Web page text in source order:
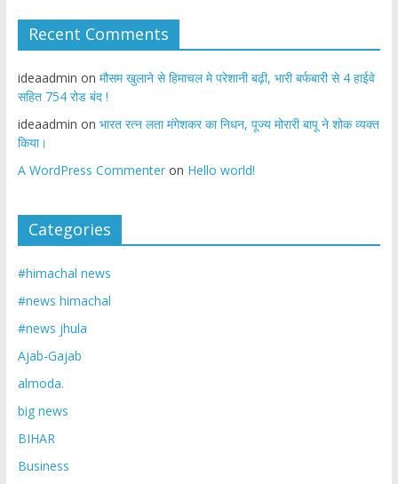
Recent Comments
ideaadmin on मौसम खुलाने से हिमाचल मे परेशानी बढ़ी, भारी बर्फबारी से 4 हाईवे
सहित 754 रोड बंद !
ideaadmin on भारत रत्न लता मंगेशकर का निधन, पूज्य मोरारी बापू ने शोक व्यक्त
किया।
A WordPress Commenteron Hello world!
Categories
#himachal news
#news himachal
#news jhula
Ajab-Gajab
almoda.
big news
BIHAR
Business